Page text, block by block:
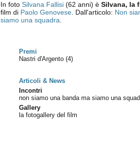
In foto Silvana Fallisi(62 anni) è Silvana, la
film di Paolo Genovese. Dall'articolo: Non
siamo una squadra
Premi
Nastri d'Argento(4)
Articoli & News
Incontri
non siamo una banda ma siamo una
Gallery
la fotogallery del film